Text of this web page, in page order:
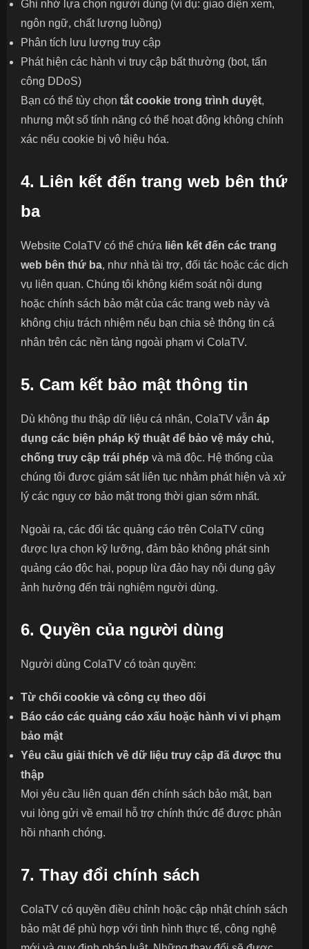
Ghi nhớ lựa chọn người dùng (ví dụ: giao diện xem,
ngôn ngữ, chất lượng luồng)
Phân tích lưu lượng truy cập
Phát hiện các hành vi truy cập bất thường (bot, tấn
công DDoS)
Bạn có thể tùy chọn tắt cookie trong trình duyệt,
nhưng một số tính năng có thể hoạt động không chính
xác nếu cookie bị vô hiệu hóa.
4. Liên kết đến trang web bên thứ
ba
Website ColaTV có thể chứa liên kết đến các trang
web bên thứ ba, như nhà tài trợ, đối tác hoặc các dịch
vụ liên quan. Chúng tôi không kiểm soát nội dung
hoặc chính sách bảo mật của các trang web này và
không chịu trách nhiệm nếu bạn chia sẻ thông tin cá
nhân trên các nền tảng ngoài phạm vi ColaTV.
5. Cam kết bảo mật thông tin
Dù không thu thập dữ liệu cá nhân, ColaTV vẫn áp
dụng các biện pháp kỹ thuật để bảo vệ máy chủ,
chống truy cập trái phép và mã độc. Hệ thống của
chúng tôi được giám sát liên tục nhằm phát hiện và xử
lý các nguy cơ bảo mật trong thời gian sớm nhất.
Ngoài ra, các đối tác quảng cáo trên ColaTV cũng
được lựa chọn kỹ lưỡng, đảm bảo không phát sinh
quảng cáo độc hại, popup lừa đảo hay nội dung gây
ảnh hưởng đến trải nghiệm người dùng.
6. Quyền của người dùng
Người dùng ColaTV có toàn quyền:
Từ chối cookie và công cụ theo dõi
Báo cáo các quảng cáo xấu hoặc hành vi vi phạm
bảo mật
Yêu cầu giải thích về dữ liệu truy cập đã được thu
thập
Mọi yêu cầu liên quan đến chính sách bảo mật, bạn
vui lòng gửi về email hỗ trợ chính thức để được phản
hồi nhanh chóng.
7. Thay đổi chính sách
ColaTV có quyền điều chỉnh hoặc cập nhật chính sách
bảo mật để phù hợp với tình hình thực tế, công nghệ